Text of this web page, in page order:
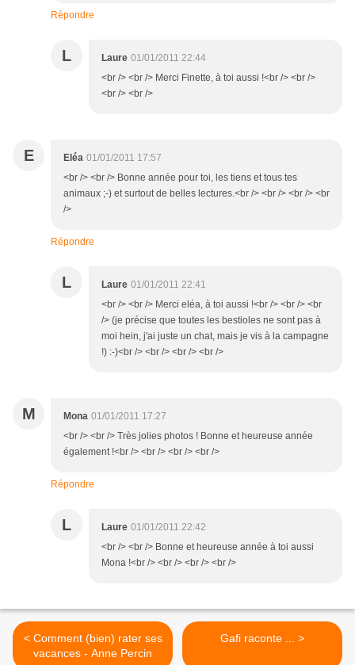
Répondre
L Laure 01/01/2011 22:44
<br /> <br /> Merci Finette, à toi aussi !<br /> <br />
<br /> <br />
E Eléa 01/01/2011 17:57
<br /> <br /> Bonne année pour toi, les tiens et tous tes
animaux ;-) et surtout de belles lectures.<br /> <br /> <br /> <br
/>
Répondre
L Laure 01/01/2011 22:41
<br /> <br /> Merci eléa, à toi aussi !<br /> <br /> <br
/> (je précise que toutes les bestioles ne sont pas à
moi hein, j'ai juste un chat, mais je vis à la campagne
!) :-)<br /> <br /> <br /> <br />
M Mona 01/01/2011 17:27
<br /> <br /> Très jolies photos ! Bonne et heureuse année
également !<br /> <br /> <br /> <br />
Répondre
L Laure 01/01/2011 22:42
<br /> <br /> Bonne et heureuse année à toi aussi
Mona !<br /> <br /> <br /> <br />
< Comment (bien) rater ses
vacances - Anne Percin
Gafi raconte ... >